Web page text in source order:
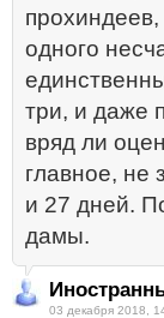
одного
три, и даже
вряд ли
главное, не
и 27 дней.
дамы.
03 декабря 2018,